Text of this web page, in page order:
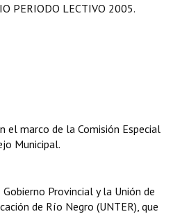
PERIODO LECTIVO 2005.
el marco de la Comisión Especial
Municipal.
Provincial y la Unión de
de Río Negro (UNTER), que